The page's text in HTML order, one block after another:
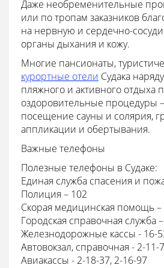
Даже необременительные
или по тропам заказников
на нервную и сердечно-
органы дыхания и кожу.
Многие пансионаты,
курортные отели Судака
пляжного и активного отдыха
оздоровительные процедуры
посещение сауны и солярия,
аппликации и обертывания.
Важные телефоны
Полезные телефоны в Судаке:
Единая служба спасения и
Полиция – 102
Скорая медицинская помощь –
Городская справочная служба
Железнодорожные кассы - 16-
Автовокзал, справочная - 2-11-
Авиакассы - 2-18-37, 2-16-97